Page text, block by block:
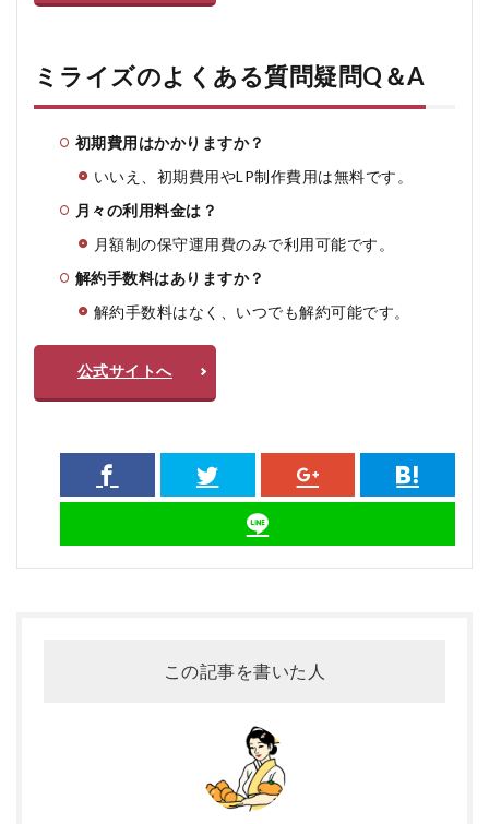
ミライズのよくある質問疑問Q＆A
初期費用はかかりますか？
いいえ、初期費用やLP制作費用は無料です。
月々の利用料金は？
月額制の保守運用費のみで利用可能です。
解約手数料はありますか？
解約手数料はなく、いつでも解約可能です。
公式サイトへ
この記事を書いた人